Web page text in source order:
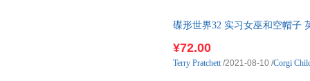
碟形世界32 实习女巫和空帽子
¥72.00
Terry Pratchett/2021-08-10 /Corgi